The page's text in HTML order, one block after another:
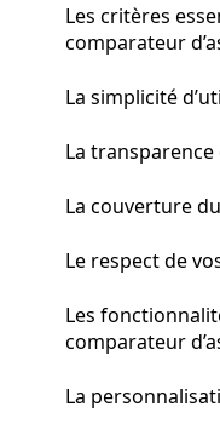
Les critères
comparateur
La simplicité
La
La couverture
Le respect de
Les
comparateur
La